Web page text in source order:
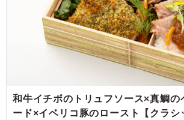
和牛イチボのトリュフソース×真鯛の
ード×イベリコ豚のロースト【クラシ